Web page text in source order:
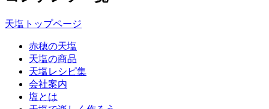
天塩トップページ
赤穂の天塩
天塩の商品
天塩レシピ集
会社案内
塩とは